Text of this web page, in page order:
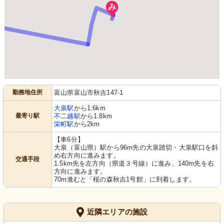
勤務地住所 富山県富山市秋吉147-1
最寄り駅
大泉駅から1.6km
不二越駅から1.8km
栄町駅から2km
交通手段
【車6分】
大泉（富山県）駅から96m先の大泉踏切・大泉駅口を斜
め右方向に進みます。
1.5km先を左方向（県道３号線）に進み、140m先を右
方向に進みます。
70m進むと「桜の森秋吉1号館」に到着します。
近隣エリアの施設